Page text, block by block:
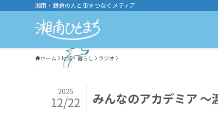
湘南・鎌倉の人と街をつなぐメディア
ホーム 地域・暮らし ラジオ
みんなのアカデミア
2025
12/22